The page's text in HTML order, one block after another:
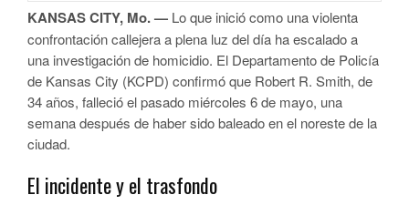
KANSAS CITY, Mo. — Lo que inició como una violenta
confrontación callejera a plena luz del día ha escalado a
una investigación de homicidio. El Departamento de Policía
de Kansas City (KCPD) confirmó que Robert R. Smith, de
34 años, falleció el pasado miércoles 6 de mayo, una
semana después de haber sido baleado en el noreste de la
ciudad.
El incidente y el trasfondo